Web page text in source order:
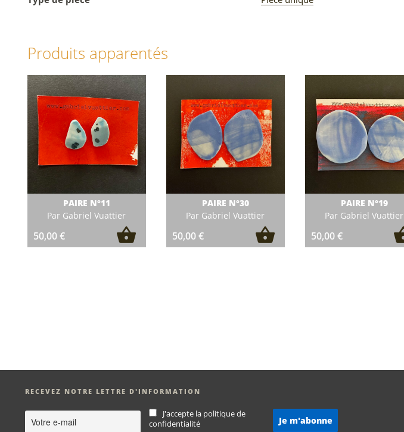
Produits apparentés
PAIRE N°11
Par Gabriel Vuattier
50,00€
PAIRE N°30
Par Gabriel Vuattier
50,00€
PAIRE N°19
Par Gabriel Vuattier
50,00€
RECEVEZ NOTRE LETTRE D'INFORMATION
J'accepte la politique de
confidentialité